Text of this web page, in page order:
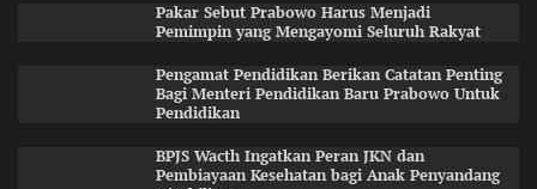
Pakar Sebut Prabowo Harus Menjadi
Pemimpin yang Mengayomi Seluruh Rakyat
Pengamat Pendidikan Berikan Catatan Penting
Bagi Menteri Pendidikan Baru Prabowo Untuk
Pendidikan
BPJS Wacth Ingatkan Peran JKN dan
Pembiayaan Kesehatan bagi Anak Penyandang